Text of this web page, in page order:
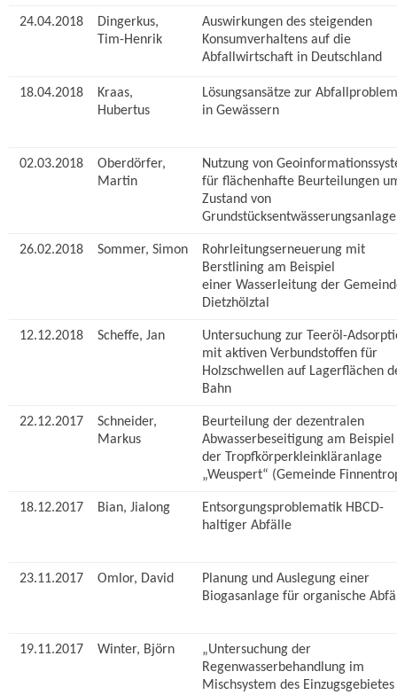
24.04.2018
Dingerkus,
Tim-Henrik
Auswirkungen des steigenden
Konsumverhaltens auf die
Abfallwirtschaft in Deutschland
18.04.2018
Kraas,
Hubertus
Lösungsansätze zur
in Gewässern
02.03.2018
Oberdörfer,
Martin
Nutzung von
für flächenhafte Beurteilungen
Zustand von
26.02.2018 Sommer, Simon
Rohrleitungserneuerung mit
Berstlining am Beispiel
einer Wasserleitung der
Dietzhölztal
12.12.2018 Scheffe, Jan
Untersuchung zur Teeröl-
mit aktiven Verbundstoffen für
Holzschwellen auf Lagerflächen
Bahn
22.12.2017
Schneider,
Markus
Beurteilung der dezentralen
Abwasserbeseitigung am Beispiel
der Tropfkörperkleinkläranlage
„Weuspert“ (Gemeinde
18.12.2017 Bian, Jialong
Entsorgungsproblematik HBCD-
haltiger Abfälle
23.11.2017 Omlor, David
Planung und Auslegung einer
Biogasanlage für organische
19.11.2017 Winter, Björn
„Untersuchung der
Regenwasserbehandlung im
Mischsystem des Einzugsgebietes